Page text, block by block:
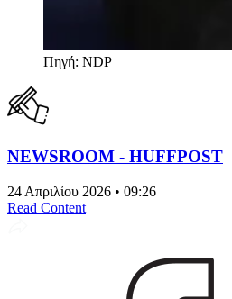
Πηγή: NDP
NEWSROOM - HUFFPOST
24 Απριλίου 2026 • 09:26
Read Content